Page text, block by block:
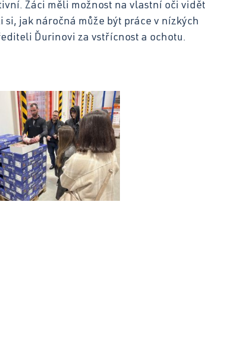
Žáci měli možnost na vlastní oči vidět
jak náročná může být práce v nízkých
Ďurinovi za vstřícnost a ochotu.